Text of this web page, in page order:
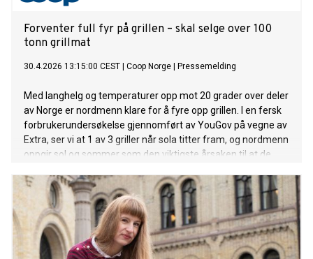
Forventer full fyr på grillen – skal selge over 100
tonn grillmat
30.4.2026 13:15:00 CEST Coop Norge Pressemelding
Med langhelg og temperaturer opp mot 20 grader over deler
av Norge er nordmenn klare for å fyre opp grillen. I en fersk
forbrukerundersøkelse gjennomført av YouGov på vegne av
Extra, ser vi at 1 av 3 griller når sola titter fram, og nordmenn
oppgir sol og sommer som den viktigste årsaken til at de
grillsesongen nå skyter fart.